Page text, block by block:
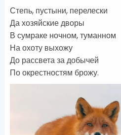
Степь, пустыни, перелески
Да хозяйские дворы
В сумраке ночном, туманном
На охоту выхожу
До рассвета за добычей
По окрестностям брожу.